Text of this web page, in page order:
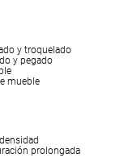
y troquelado
y pegado
mueble
prolongada